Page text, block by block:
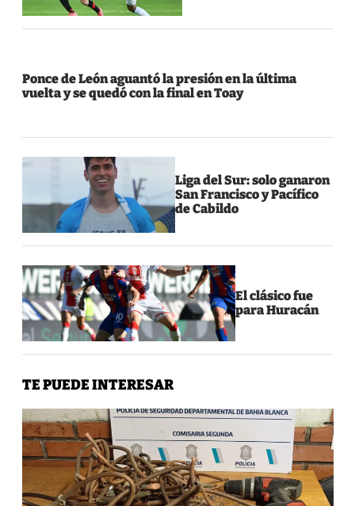
Ponce de León aguantó la presión en la última
vuelta y se quedó con la final en Toay
Liga del Sur: solo ganaron
San Francisco y Pacífico
de Cabildo
El clásico fue
para Huracán
TE PUEDE INTERESAR